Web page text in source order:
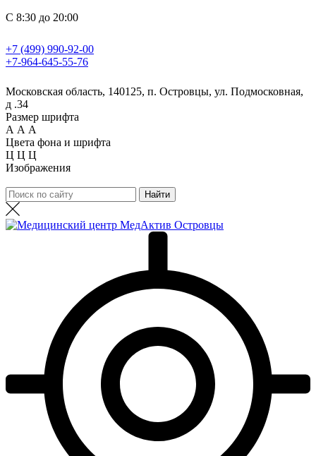
С 8:30 до 20:00
+7 (499) 990-92-00
+7-964-645-55-76
Московская область, 140125, п. Островцы, ул. Подмосковная,
д .34
Размер шрифта
А А А
Цвета фона и шрифта
Ц Ц Ц
Изображения